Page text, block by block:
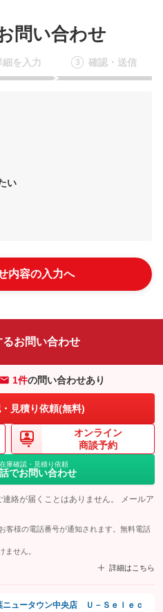
問い合わせ
細を入力 3 確認・送信
い
内容の入力へ
お問い合わせ
1件の問い合わせあり
見積り依頼(無料)
オンライン
商談予約
庫確認・見積り依頼
でお問い合わせ
絡が届くことはありません。 メールア
客様の電話番号が通知されます。無料電話
ません。
詳細はこちら
ュータウン中央店 Ｕ－Ｓｅｌｅｃ